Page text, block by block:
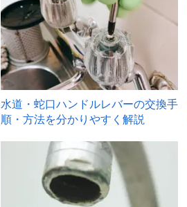
水道・蛇口ハンドルレバーの交換手
順・方法を分かりやすく解説